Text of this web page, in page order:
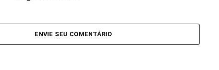
ENVIE SEU COMENTÁRIO